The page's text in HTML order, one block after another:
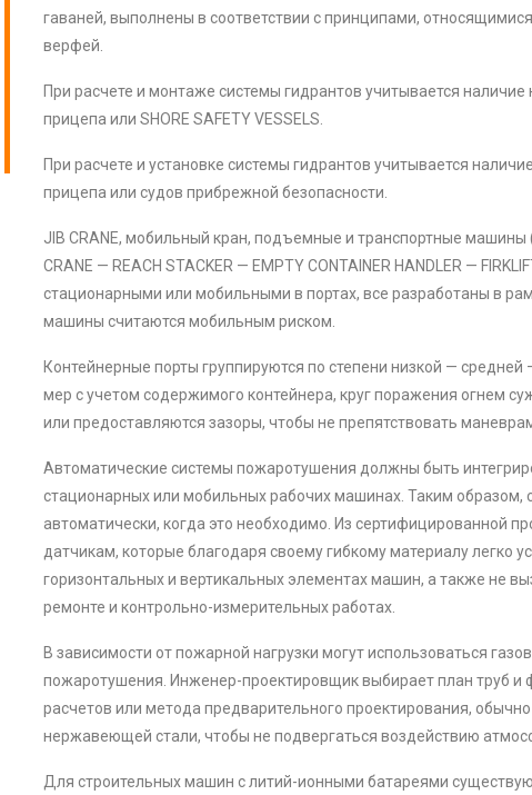
гаваней, выполнены в соответствии с принципами,
верфей.
При расчете и монтаже системы гидрантов учитывается
прицепа или SHORE SAFETY VESSELS.
При расчете и установке системы гидрантов учитывается
прицепа или судов прибрежной безопасности.
JIB CRANE, мобильный кран, подъемные и транспортные машины
CRANE — REACH STACKER — EMPTY CONTAINER HANDLER —
стационарными или мобильными в портах, все разработаны в
машины считаются мобильным риском.
Контейнерные порты группируются по степени низкой —
мер с учетом содержимого контейнера, круг поражения огнем
или предоставляются зазоры, чтобы не препятствовать
Автоматические системы пожаротушения должны быть
стационарных или мобильных рабочих машинах. Таким образом,
автоматически, когда это необходимо. Из сертифицированной
датчикам, которые благодаря своему гибкому материалу легко
горизонтальных и вертикальных элементах машин, а также не
ремонте и контрольно-измерительных работах.
В зависимости от пожарной нагрузки могут использоваться
пожаротушения. Инженер-проектировщик выбирает план труб
расчетов или метода предварительного проектирования,
нержавеющей стали, чтобы не подвергаться воздействию
Для строительных машин с литий-ионными батареями